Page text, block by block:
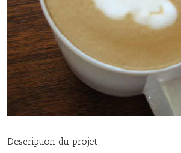
Description du projet